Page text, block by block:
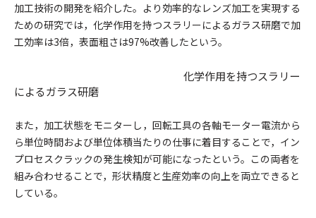
加工技術の開発を紹介した。より効率的なレンズ加工を実現する
ための研究では，化学作用を持つスラリーによるガラス研磨で加
工効率は3倍，表面粗さは97%改善したという。
化学作用を持つスラリー
によるガラス研磨
また，加工状態をモニターし，回転工具の各軸モーター電流から
ら単位時間および単位体積当たりの仕事に着目することで，イン
プロセスクラックの発生検知が可能になったという。この両者を
組み合わせることで，形状精度と生産効率の向上を両立できると
している。